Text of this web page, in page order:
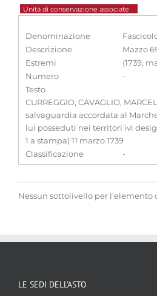
Unità di conservazione associate
Denominazione
Descrizione
Mazzo
Estremi
(1739,
Numero
-
Testo
CURREGGIO, CAVAGLIO,
salvaguardia accordata al
lui posseduti nei territori ivi
1 a stampa) 11 marzo 1739
Classificazione
-
Nessun sottolivello per l'elemento
LE SEDI DELL’ASTO